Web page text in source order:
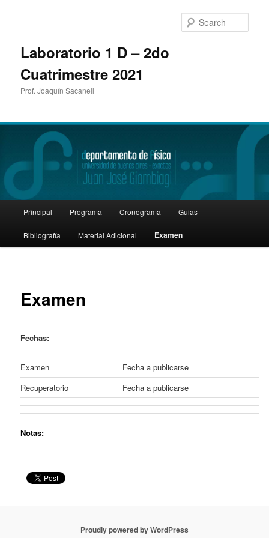
Laboratorio 1 D – 2do
Cuatrimestre 2021
Prof. Joaquín Sacanell
Skip
to
content
Principal Programa Cronograma Guias
Bibliografía Material Adicional Examen
Examen
Fechas:
Examen
Fecha a publicarse
Recuperatorio
Fecha a publicarse
Notas:
Proudly powered by WordPress